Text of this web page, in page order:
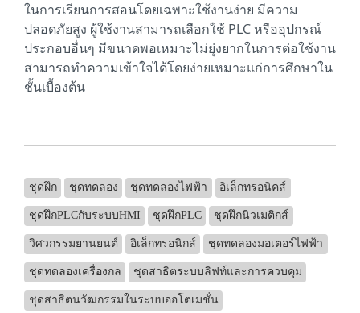
ในการเรียนการสอนโดยเฉพาะใช้งานง่าย มีความ
ปลอดภัยสูง ผู้ใช้งานสามารถเลือกใช้ PLC หรืออุปกรณ์
ประกอบอื่นๆ มีขนาดพอเหมาะไม่ยุ่งยากในการต่อใช้งาน
สามารถทำความเข้าใจได้โดยง่ายเหมาะแก่การศึกษาใน
ชั้นเบื้องต้น
ชุดฝึก ชุดทดลอง ชุดทดลองไฟฟ้า อิเล็กทรอนิคส์
ชุดฝึกPLCกับระบบHMI ชุดฝึกPLC ชุดฝึกนิวเมติกส์
วิศวกรรมยานยนต์ อิเล็กทรอนิกส์ ชุดทดลองมอเตอร์ไฟฟ้า
ชุดทดลองเครื่องกล ชุดสาธิตระบบลิฟท์และการควบคุม
ชุดสาธิตนวัฒกรรมในระบบออโตเมชั่น